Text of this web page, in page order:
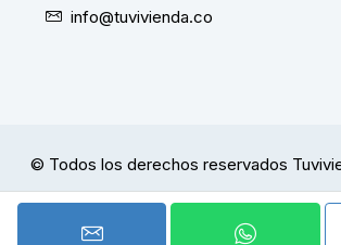
info@tuvivienda.co
© Todos los derechos reservados